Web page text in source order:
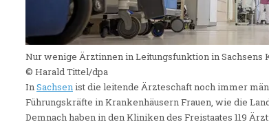
Nur wenige Ärztinnen in Leitungsfunktion in Sachsens
© Harald Tittel/​dpa
InSachsenist die leitende Ärzteschaft noch immer
Führungskräfte in Krankenhäusern Frauen, wie die
Demnach haben in den Kliniken des Freistaates 119